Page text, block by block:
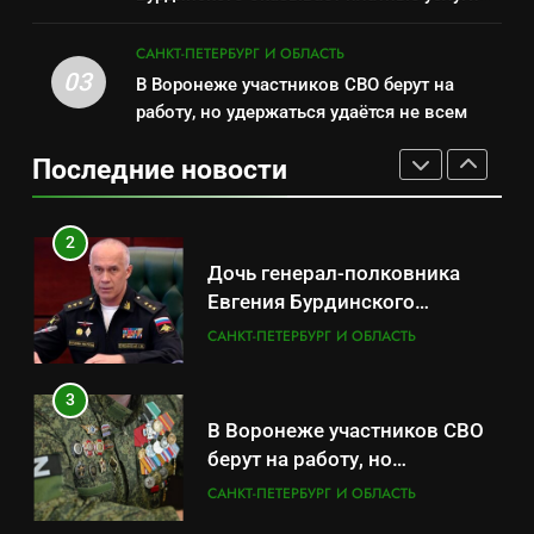
Евгения Бурдинского
оказывает платные услуги по
вопросам военной службы и
бронирования
3
удержаться удаётся не всем
САНКТ-ПЕТЕРБУРГ И ОБЛАСТЬ
4
санатории Владивостока
САНКТ-ПЕТЕРБУРГ И ОБЛАСТЬ
5
бронирования
03
САНКТ-ПЕТЕРБУРГ И ОБЛАСТЬ
В Воронеже участников СВО берут на
работу, но удержаться удаётся не всем
Последние новости
1
Минпромторг потребовал
данные о складах с военной
продукцией: предприятия
обратились в СК
САНКТ-ПЕТЕРБУРГ И ОБЛАСТЬ
2
Дочь генерал-полковника
Евгения Бурдинского
оказывает платные услуги по
САНКТ-ПЕТЕРБУРГ И ОБЛАСТЬ
3
В Воронеже участников СВО
берут на работу, но
удержаться удаётся не всем
САНКТ-ПЕТЕРБУРГ И ОБЛАСТЬ